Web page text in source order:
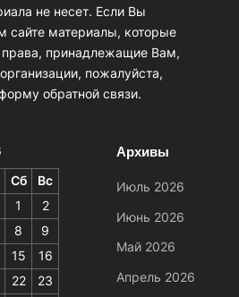
не несет. Если Вы
сайте материалы, которые
принадлежащие Вам,
пожалуйста,
обратной связи.
Сб
Вс
1
2
8
9
15
16
22
23
Архивы
Июль 2026
Июнь 2026
Май 2026
Апрель 2026